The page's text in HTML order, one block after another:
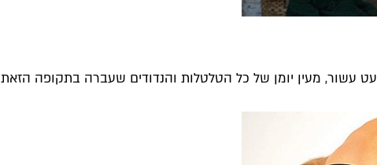
עשור, מעין יומן של כל הטלטלות והנדודים שעברה בתקופה הזאת